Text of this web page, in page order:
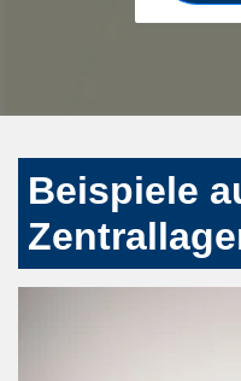
Beispiele